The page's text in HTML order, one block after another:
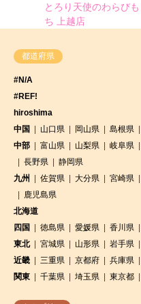
とろり天使のわらびも
ち 上越店
都道府県
#N/A
#REF!
hiroshima
中国
山口県 岡山県 島根県
中部
富山県 山梨県 岐阜県
長野県
静岡県
九州
佐賀県 大分県 宮崎県
鹿児島県
北海道
四国
徳島県 愛媛県 香川県
東北
宮城県 山形県 岩手県
近畿
三重県 京都府 兵庫県
関東
千葉県 埼玉県 東京都